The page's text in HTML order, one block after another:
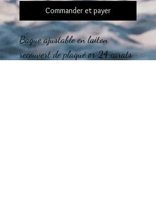
Commander et payer
Bague ajustable en laiton
recouvert de plaqué or 24 carats